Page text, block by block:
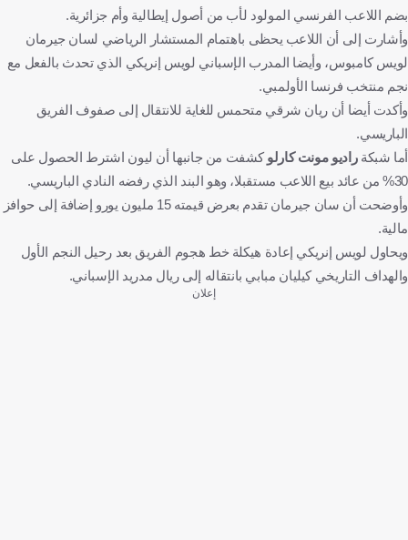
بضم اللاعب الفرنسي المولود لأب من أصول إيطالية وأم جزائرية.
وأشارت إلى أن اللاعب يحظى باهتمام المستشار الرياضي لسان جيرمان
لويس كامبوس، وأيضا المدرب الإسباني لويس إنريكي الذي تحدث بالفعل مع
نجم منتخب فرنسا الأولمبي.
وأكدت أيضا أن ريان شرقي متحمس للغاية للانتقال إلى صفوف الفريق
الباريسي.
أما شبكةراديو مونت كارلو كشفت من جانبها أن ليون اشترط الحصول على
30% من عائد بيع اللاعب مستقبلا، وهو البند الذي رفضه النادي الباريسي.
وأوضحت أن سان جيرمان تقدم بعرض قيمته 15 مليون يورو إضافة إلى حوافز
مالية.
ويحاول لويس إنريكي إعادة هيكلة خط هجوم الفريق بعد رحيل النجم الأول
والهداف التاريخي كيليان مبابي بانتقاله إلى ريال مدريد الإسباني.
إعلان